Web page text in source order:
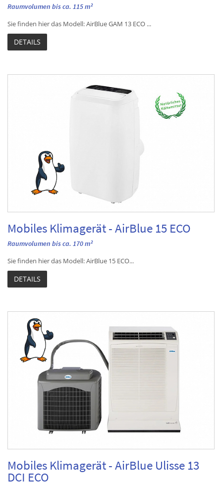
Raumvolumen bis ca. 115 m²
Sie finden hier das Modell: AirBlue GAM 13 ECO ...
DETAILS
Mobiles Klimagerät - AirBlue 15 ECO
Raumvolumen bis ca. 170 m²
Sie finden hier das Modell: AirBlue 15 ECO...
DETAILS
Mobiles Klimagerät - AirBlue Ulisse 13
DCI ECO